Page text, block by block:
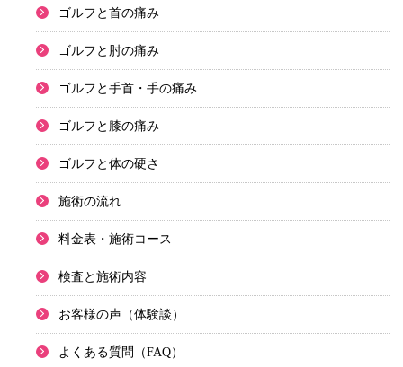
ゴルフと首の痛み
ゴルフと肘の痛み
ゴルフと手首・手の痛み
ゴルフと膝の痛み
ゴルフと体の硬さ
施術の流れ
料金表・施術コース
検査と施術内容
お客様の声（体験談）
よくある質問（FAQ）